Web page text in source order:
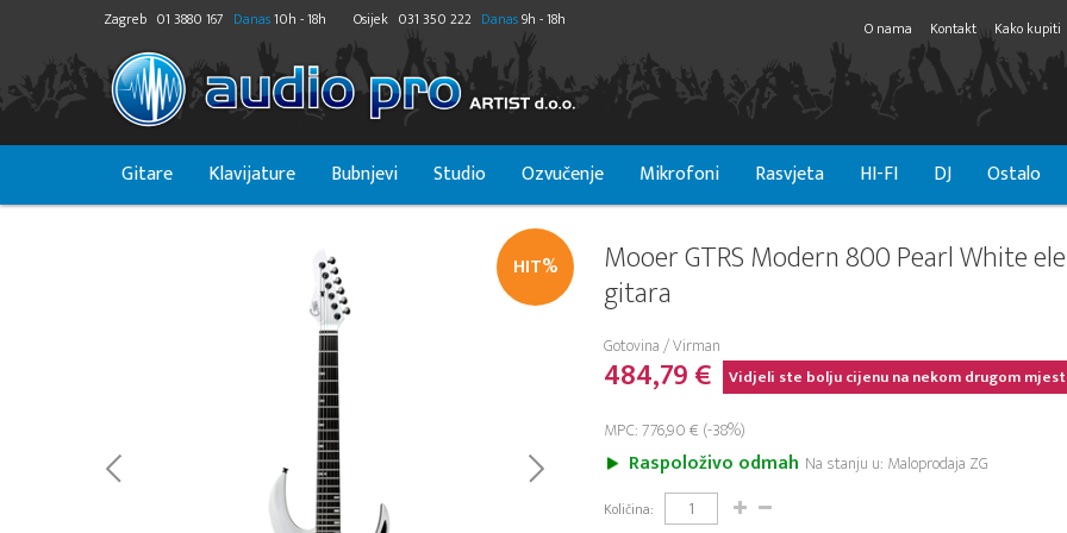
Zagreb 01 3880 167 Danas10h - 18h Osijek 031 350 222 Danas9h - 18h O nama Kontakt Kako kupiti
Gitare Klavijature Bubnjevi Studio Ozvučenje Mikrofoni Rasvjeta HI-FI DJ Ostalo
HIT% Mooer GTRS Modern 800 Pearl White
gitara
Gotovina / Virman
484,79 € Vidjeli ste bolju cijenu na nekom drugom
MPC: 776,90 € (-38%)
Raspoloživo odmah Na stanju u: Maloprodaja ZG
Količina: